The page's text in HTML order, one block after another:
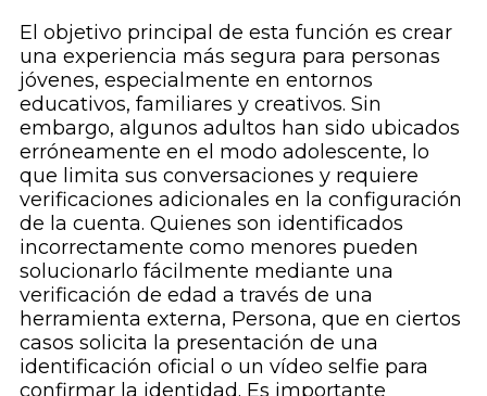
El objetivo principal de esta función es crear
una experiencia más segura para personas
jóvenes, especialmente en entornos
educativos, familiares y creativos. Sin
embargo, algunos adultos han sido ubicados
erróneamente en el modo adolescente, lo
que limita sus conversaciones y requiere
verificaciones adicionales en la configuración
de la cuenta. Quienes son identificados
incorrectamente como menores pueden
solucionarlo fácilmente mediante una
verificación de edad a través de una
herramienta externa, Persona, que en ciertos
casos solicita la presentación de una
identificación oficial o un vídeo selfie para
confirmar la identidad. Es importante